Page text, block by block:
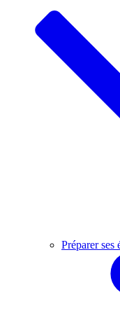
Préparer ses